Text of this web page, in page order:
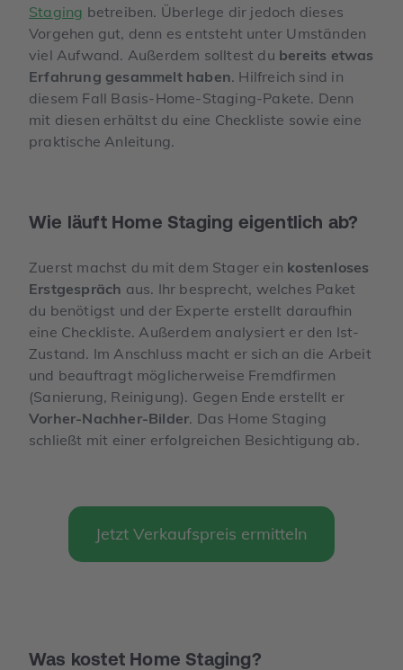
Staging betreiben. Überlege dir jedoch dieses
Vorgehen gut, denn es entsteht unter Umständen
viel Aufwand. Außerdem solltest du bereits etwas
Erfahrung gesammelt haben. Hilfreich sind in
diesem Fall Basis-Home-Staging-Pakete. Denn
mit diesen erhältst du eine Checkliste sowie eine
praktische Anleitung.
Wie läuft Home Staging eigentlich ab?
Zuerst machst du mit dem Stager ein kostenloses
Erstgespräch aus. Ihr besprecht, welches Paket
du benötigst und der Experte erstellt daraufhin
eine Checkliste. Außerdem analysiert er den Ist-
Zustand. Im Anschluss macht er sich an die Arbeit
und beauftragt möglicherweise Fremdfirmen
(Sanierung, Reinigung). Gegen Ende erstellt er
Vorher-Nachher-Bilder. Das Home Staging
schließt mit einer erfolgreichen Besichtigung ab.
Jetzt Verkaufspreis ermitteln
Was kostet Home Staging?